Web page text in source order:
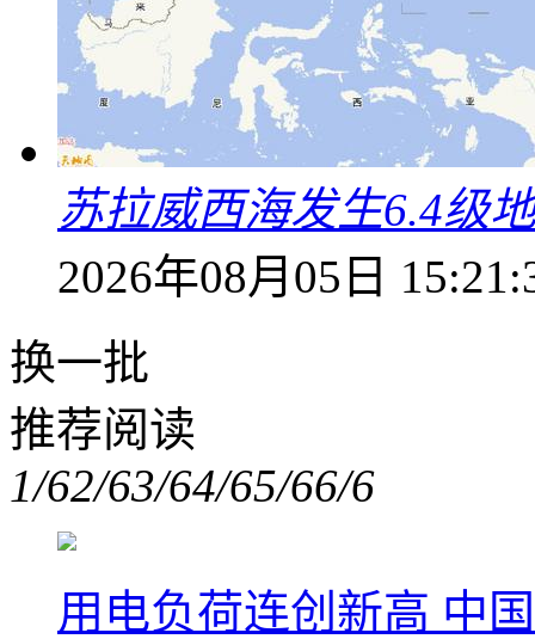
苏拉威西海发生6.4级
2026年08月05日
换一批
推荐阅读
1/62/63/64/65/66/6
用电负荷连创新高 中